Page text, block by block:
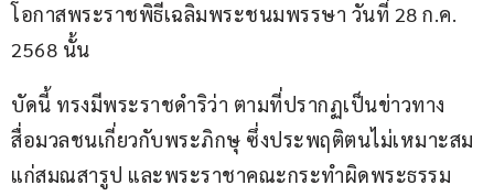
โอกาสพระราชพิธีเฉลิมพระชนมพรรษา วันที่ 28 ก.ค.
2568 นั้น
บัดนี้ ทรงมีพระราชดำริว่า ตามที่ปรากฏเป็นข่าวทาง
สื่อมวลชนเกี่ยวกับพระภิกษุ ซึ่งประพฤติตนไม่เหมาะสม
แก่สมณสารูป และพระราชาคณะกระทำผิดพระธรรม